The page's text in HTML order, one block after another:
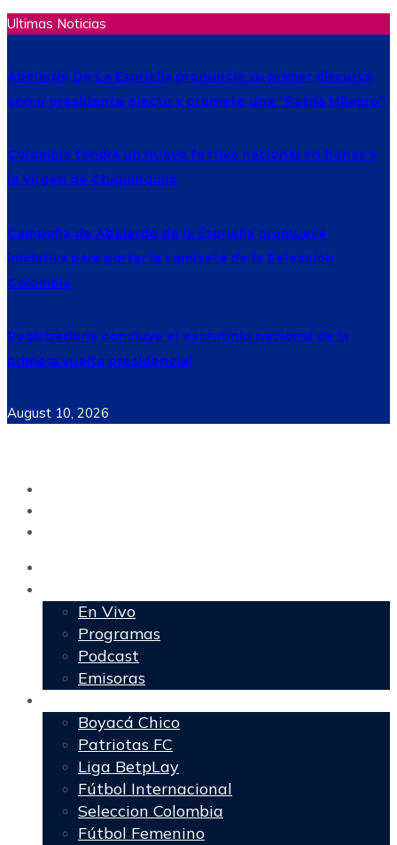
Ultimas Noticias
Abelardo De La Espriella pronuncia su primer discurso
como presidente electo y promete una “Patria Milagro”
Colombia tendrá un nuevo festivo nacional en honor a
la Virgen de Chiquinquirá
Campaña de Abelardo de la Espriella promueve
iniciativa para portar la camiseta de la Selección
Colombia
Registraduría concluye el escrutinio nacional de la
primera vuelta presidencial
August 10, 2026
En Vivo
Programas
Podcast
Emisoras
Boyacá Chico
Patriotas FC
Liga BetpLay
Fútbol Internacional
Seleccion Colombia
Fútbol Femenino